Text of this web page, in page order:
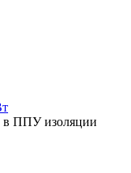
ш., д. 50
в ППУ изоляции